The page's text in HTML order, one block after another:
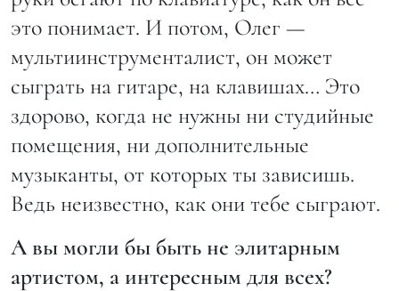
это понимает. И потом, Олег —
мультиинструменталист, он может
сыграть на гитаре, на клавишах… Это
здорово, когда не нужны ни студийные
помещения, ни дополнительные
музыканты, от которых ты зависишь.
Ведь неизвестно, как они тебе сыграют.
А вы могли бы быть не элитарным
артистом, а интересным для всех?